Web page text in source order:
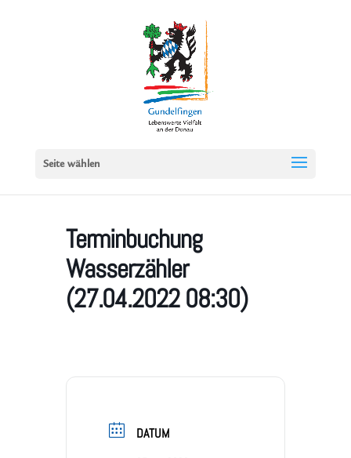
Seite wählen
Terminbuchung
Wasserzähler
(27.04.2022 08:30)
DATUM